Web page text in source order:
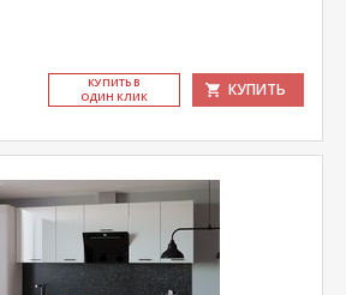
КУ­ПИТЬ В
ОДИН КЛИК
КУПИТЬ